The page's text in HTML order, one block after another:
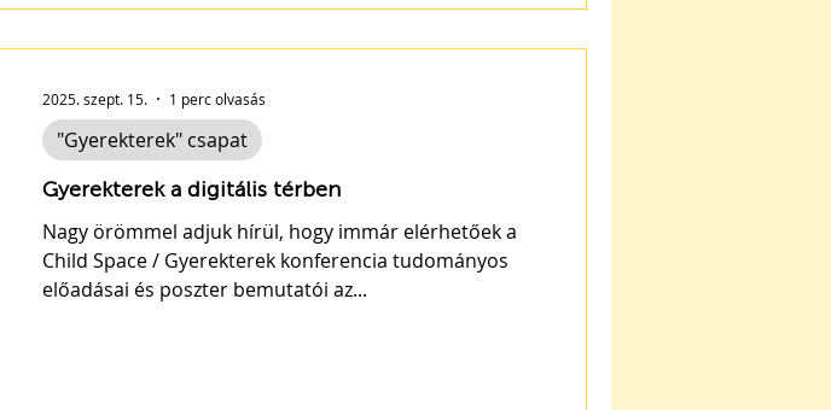
Gyerekterek a digitális térben
Nagy örömmel adjuk hírül, hogy immár elérhetőek a
Child Space / Gyerekterek konferencia tudományos
előadásai és poszter bemutatói az...
"Gyerekterek" csapat
2025. szept. 15. 1 perc olvasás